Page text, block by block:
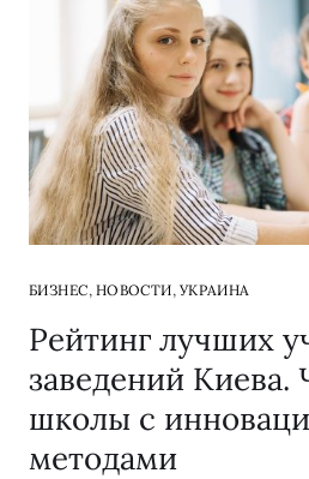
БИЗНЕС, НОВОСТИ, УКРАИНА
Рейтинг лучших
заведений Киева.
школы с
методами